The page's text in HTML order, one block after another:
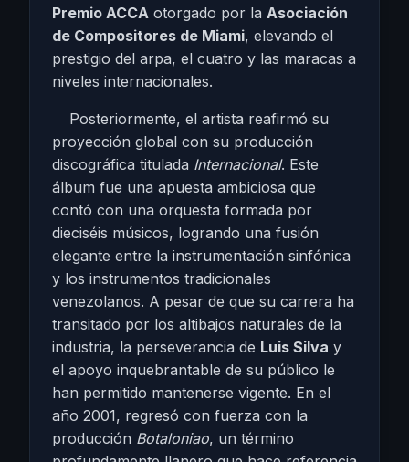
Premio ACCA otorgado por la Asociación
de Compositores de Miami, elevando el
prestigio del arpa, el cuatro y las maracas a
niveles internacionales.
Posteriormente, el artista reafirmó su
proyección global con su producción
discográfica titulada Internacional. Este
álbum fue una apuesta ambiciosa que
contó con una orquesta formada por
dieciséis músicos, logrando una fusión
elegante entre la instrumentación sinfónica
y los instrumentos tradicionales
venezolanos. A pesar de que su carrera ha
transitado por los altibajos naturales de la
industria, la perseverancia de Luis Silva y
el apoyo inquebrantable de su público le
han permitido mantenerse vigente. En el
año 2001, regresó con fuerza con la
producción Botaloniao, un término